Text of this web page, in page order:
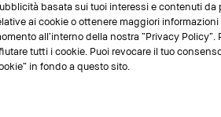
basata sui tuoi interessi e contenuti
ai cookie o ottenere maggiori
all’interno della nostra “Privacy
tutti i cookie. Puoi revocare il tuo
in fondo a questo sito.